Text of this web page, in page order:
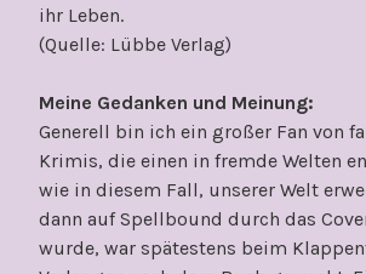
ihr Leben.
(Quelle: Lübbe Verlag)
Meine Gedanken und Meinung:
Generell bin ich ein großer Fan von
Krimis, die einen in fremde Welten
wie in diesem Fall, unserer Welt
dann auf Spellbound durch das
wurde, war spätestens beim